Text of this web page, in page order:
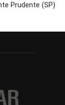
Prudente (SP)